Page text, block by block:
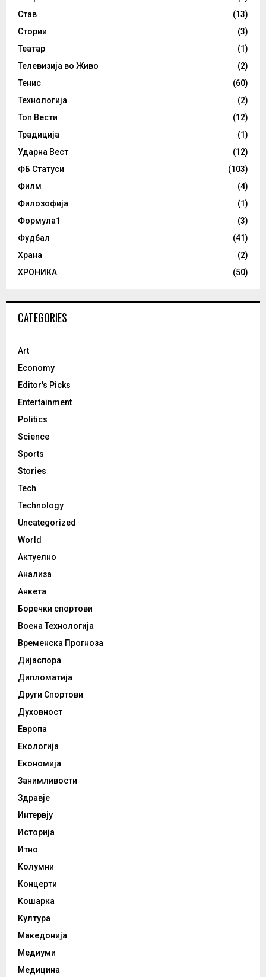
Став
(13)
Стории
(3)
Театар
(1)
Телевизија во Живо
(2)
Тенис
(60)
Технологија
(2)
Топ Вести
(12)
Традиција
(1)
Ударна Вест
(12)
ФБ Статуси
(103)
Филм
(4)
Филозофија
(1)
Формула1
(3)
Фудбал
(41)
Храна
(2)
ХРОНИКА
(50)
CATEGORIES
Art
Economy
Editor's Picks
Entertainment
Politics
Science
Sports
Stories
Tech
Technology
Uncategorized
World
Актуелно
Анализа
Анкета
Боречки спортови
Воена Технологија
Временска Прогноза
Дијаспора
Дипломатија
Други Спортови
Духовност
Европа
Екологија
Економија
Занимливости
Здравје
Интервју
Историја
Итно
Колумни
Концерти
Кошарка
Култура
Македонија
Медиуми
Медицина